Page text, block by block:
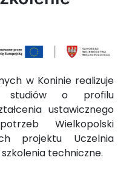
w Koninie realizuje
studiów o profilu
ustawicznego
Wielkopolski
projektu Uczelnia
szkolenia techniczne.